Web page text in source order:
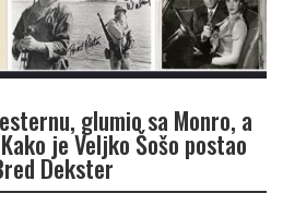
glumio sa Monro, a
je Veljko Šošo postao
Dekster